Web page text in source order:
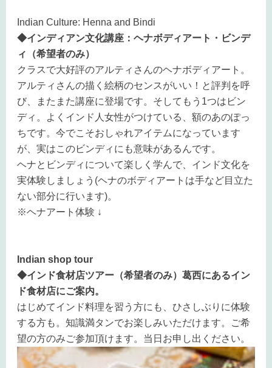
Indian Culture: Henna and Bindi
◆インディアン文化講座：ヘナボディアート・ビンデ
ィ（希望者のみ）
クラスで大好評のアルティさんのヘナボディアート。
アルティさんの描く絵柄のセンスがいい！と評判を呼
び、またまた講座に登場です。そしてもう1つはビン
ディ。よくインド人女性がつけている、額のあのぽっ
ちです。今でこそおしゃれアイテムになっています
が、実はこのビンディにも意味があるんです。
ヘナとビンディについて楽しく学んで、インド文化を
実体験しましょう(ヘナのボディアートは手など目立た
ない部分に行います)。
※ヘナアート体験 ↓
Indian shop tour
◆インド食材店ツアー（希望者のみ）葛西にあるイン
ド食材店にご案内。
はじめてインド料理を習う方にも、ひさしぶりに体験
する方も。知識満タンでお楽しみいただけます。ご希
望の方のみご参加頂けます。当日お申し出ください。